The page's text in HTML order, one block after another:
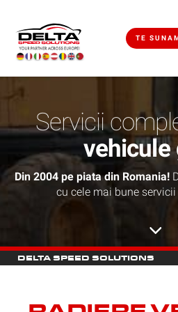
TE
Servicii
vehicule
Din 2004 pe piata din Romania!
cu cele mai bune
DELTA SPEED SOLUTIONS